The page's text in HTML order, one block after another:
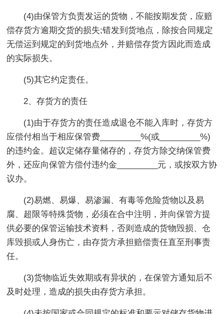
(4)由保管方负责发运的货物，不能按期发货，应赔
偿存货方逾期交货的损失;错发到货地点，除按合同规定
无偿运到规定的到货地点外，并赔偿存货方因此而造成
的实际损失。
(5)其它约定责任。
2、存货方的责任
(1)由于存货方的责任造成退仓不能入库时，存货方
应偿付相当于相应保管费_________%(或_________%)
的违约金。超议定储存量储存的，存货方除交纳保管费
外，还应向保管方偿付违约金_________元，或按双方协
议办。
(2)易燃、易爆、易渗漏、有毒等危险货物以及易
腐、超限等特殊货物，必须在合中注明，并向保管方提
供必要的保管运输技术资料，否则造成的货物毁损、仓
库毁损或人身伤亡，由存货方承担赔偿责任直至刑事责
任。
(3)货物临近失效期或有异状的，在保管方通知后不
及时处理，造成的损失由存货方承担。